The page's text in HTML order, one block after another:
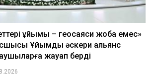
ұйымы – геосаяси жоба емес»
Ұйымды әскери альянс
жауап берді